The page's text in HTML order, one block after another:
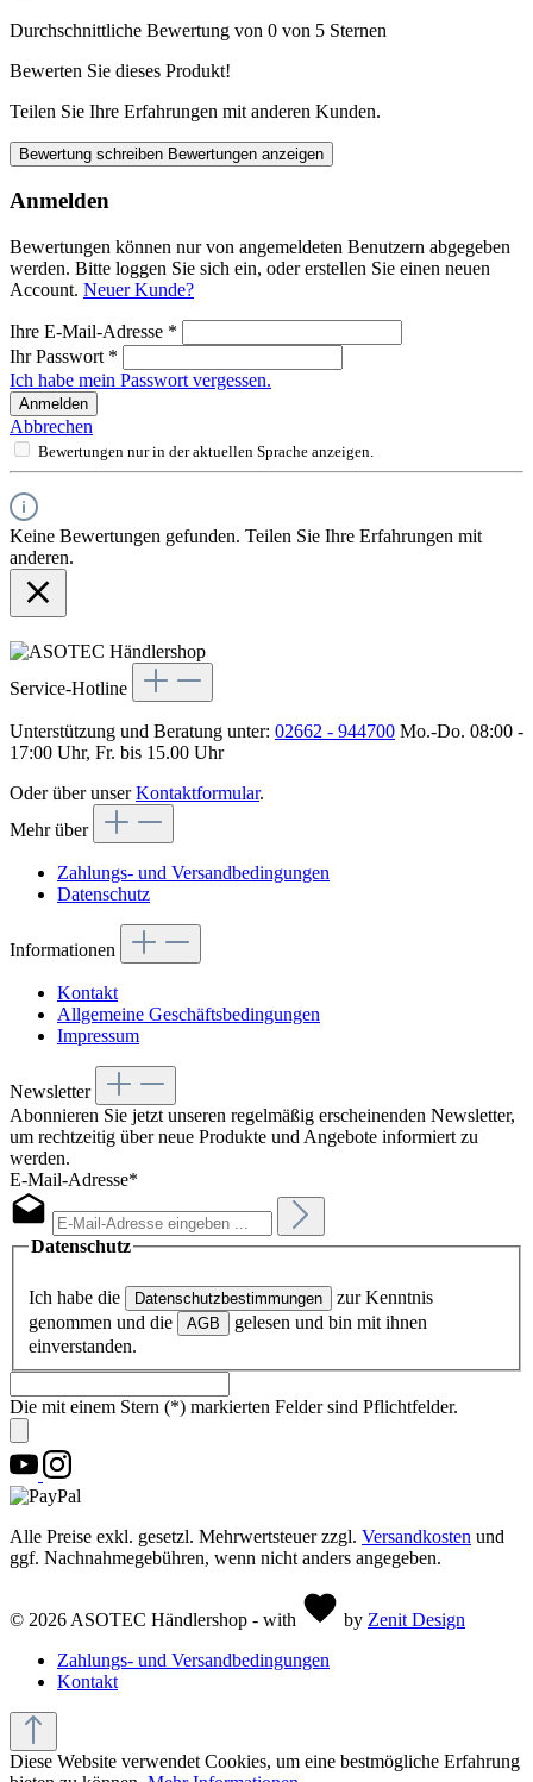
Durchschnittliche Bewertung von 0 von 5 Sternen
Bewerten Sie dieses Produkt!
Teilen Sie Ihre Erfahrungen mit anderen Kunden.
Bewertung schreiben Bewertungen anzeigen
Anmelden
Bewertungen können nur von angemeldeten Benutzern abgegeben
werden. Bitte loggen Sie sich ein, oder erstellen Sie einen neuen
Account. Neuer Kunde?
Ihre E-Mail-Adresse *
Ihr Passwort *
Ich habe mein Passwort vergessen.
Anmelden
Abbrechen
Bewertungen nur in der aktuellen Sprache anzeigen.
Keine Bewertungen gefunden. Teilen Sie Ihre Erfahrungen mit
anderen.
Service-Hotline
Unterstützung und Beratung unter: 02662 - 944700 Mo.-Do. 08:00 -
17:00 Uhr, Fr. bis 15.00 Uhr
Oder über unserKontaktformular.
Mehr über
Zahlungs- und Versandbedingungen
Datenschutz
Informationen
Kontakt
Allgemeine Geschäftsbedingungen
Impressum
Newsletter
Abonnieren Sie jetzt unseren regelmäßig erscheinenden Newsletter,
um rechtzeitig über neue Produkte und Angebote informiert zu
werden.
E-Mail-Adresse*
Datenschutz
Ich habe die Datenschutzbestimmungen
zur Kenntnis
genommen und die
AGB
gelesen und bin mit ihnen
einverstanden.
Die mit einem Stern (*) markierten Felder sind Pflichtfelder.
Alle Preise exkl. gesetzl. Mehrwertsteuer zzgl. Versandkosten und
ggf. Nachnahmegebühren, wenn nicht anders angegeben.
© 2026 ASOTEC Händlershop - with by Zenit Design
Zahlungs- und Versandbedingungen
Kontakt
Diese Website verwendet Cookies, um eine bestmögliche Erfahrung